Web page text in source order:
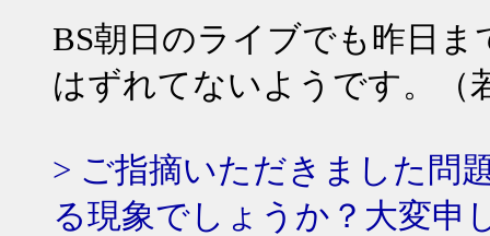
BS朝日のライブでも昨日
はずれてないようです。（
> ご指摘いただきました問
る現象でしょうか？大変申